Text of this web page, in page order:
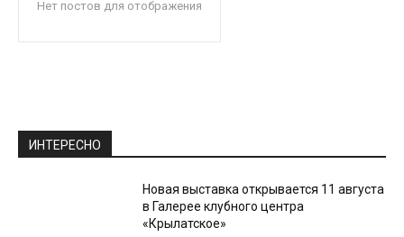
Нет постов для отображения
ИНТЕРЕСНО
Новая выставка открывается 11 августа
в Галерее клубного центра
«Крылатское»